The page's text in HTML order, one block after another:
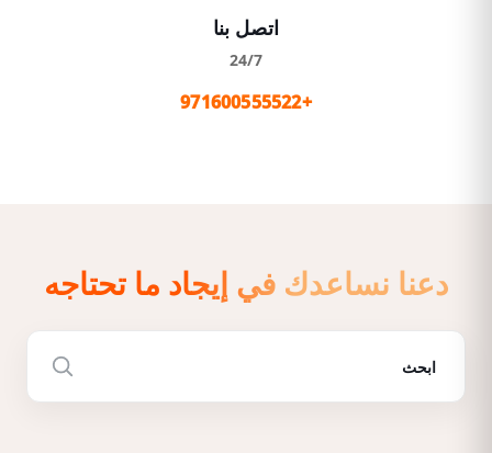
اتصل بنا
24/7
+971600555522
دعنا نساعدك في إيجاد ما تحتاجه